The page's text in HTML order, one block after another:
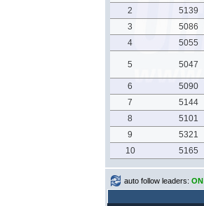
2
5139
3
5086
4
5055
5 5047
6 5090
7
5144
8
5101
9
5321
10
5165
auto follow leaders: ON